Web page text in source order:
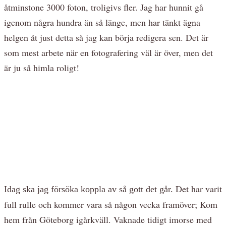
åtminstone 3000 foton, troligivs fler. Jag har hunnit gå
igenom några hundra än så länge, men har tänkt ägna
helgen åt just detta så jag kan börja redigera sen. Det är
som mest arbete när en fotografering väl är över, men det
är ju så himla roligt!
Idag ska jag försöka koppla av så gott det går. Det har varit
full rulle och kommer vara så någon vecka framöver; Kom
hem från Göteborg igårkväll. Vaknade tidigt imorse med